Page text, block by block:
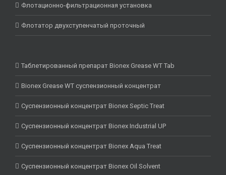
Флотационно-фильтрационная установка
Флотатор двухступенчатый проточный
Таблетированный препарат Bionex Grease WT Tab
Bionex Grease WT суспензионный концентрат
Суспензионный концентрат Bionex Septic Treat
Суспензионный концентрат Bionex Industrial UP
Суспензионный концентрат Bionex Aqua Treat
Суспензионный концентрат Bionex Oil Solvent